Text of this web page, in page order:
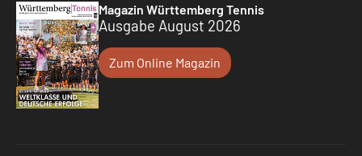
Magazin Württemberg Tennis
Ausgabe August 2026
Zum Online Magazin